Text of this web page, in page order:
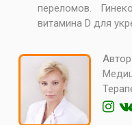
переломов.
витамина D для
Автор: